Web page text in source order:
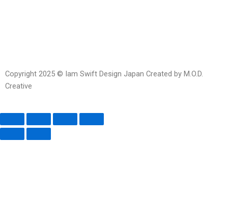
Copyright 2025 © Iam Swift Design Japan Created by M.O.D.
Creative